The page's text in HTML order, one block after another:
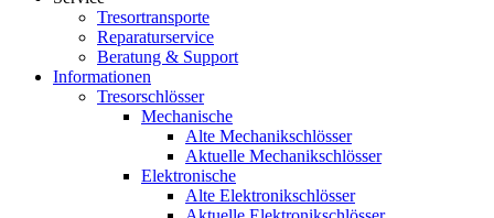
Tresortransporte
Reparaturservice
Beratung & Support
Informationen
Tresorschlösser
Mechanische
Alte Mechanikschlösser
Aktuelle Mechanikschlösser
Elektronische
Alte Elektronikschlösser